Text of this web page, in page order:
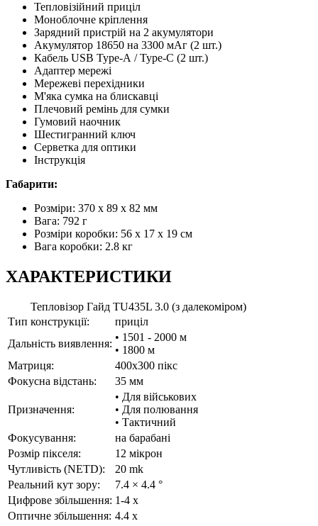
Тепловізійний приціл
Моноблочне кріплення
Зарядний пристрій на 2 акумулятори
Акумулятор 18650 на 3300 мАг (2 шт.)
Кабель USB Type-А / Type-C (2 шт.)
Адаптер мережі
Мережеві перехідники
М'яка сумка на блискавці
Плечовий ремінь для сумки
Гумовий наочник
Шестигранний ключ
Серветка для оптики
Інструкція
Габарити:
Розміри: 370 x 89 x 82 мм
Вага: 792 г
Розміри коробки: 56 x 17 x 19 см
Вага коробки: 2.8 кг
ХАРАКТЕРИСТИКИ
Тепловізор Гайд TU435L 3.0 (з далекоміром)
Тип конструкції:
приціл
Дальність виявлення:
• 1501 - 2000 м
• 1800 м
Матриця:
400x300 пікс
Фокусна відстань:
35 мм
Призначення:
• Для військових
• Для полювання
• Тактичний
Фокусування:
на барабані
Розмір пікселя:
12 мікрон
Чутливість (NETD):
20 mk
Реальний кут зору:
7.4 × 4.4 °
Цифрове збільшення: 1-4 x
Оптичне збільшення: 4.4 x